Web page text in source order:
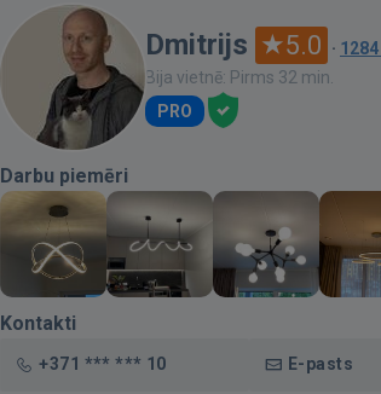
Dmitrijs 5.0 ·
Bija vietnē: Pirms 32 min.
PRO
Darbu piemēri
Kontakti
+371 *** *** 10 E-pasts